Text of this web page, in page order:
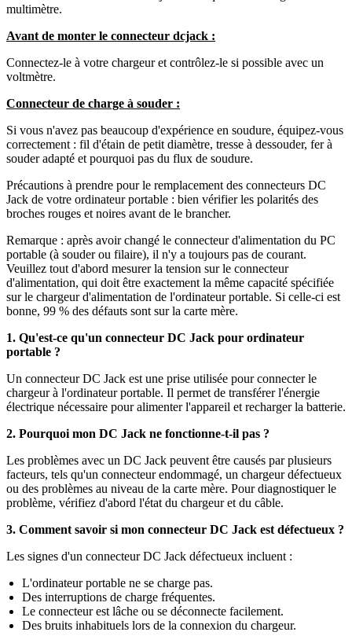
multimètre.
Avant de monter le connecteur dcjack :
Connectez-le à votre chargeur et contrôlez-le si possible avec un
voltmètre.
Connecteur de charge à souder :
Si vous n'avez pas beaucoup d'expérience en soudure, équipez-vous
correctement : fil d'étain de petit diamètre, tresse à dessouder, fer à
souder adapté et pourquoi pas du flux de soudure.
Précautions à prendre pour le remplacement des connecteurs DC
Jack de votre ordinateur portable : bien vérifier les polarités des
broches rouges et noires avant de le brancher.
Remarque : après avoir changé le connecteur d'alimentation du PC
portable (à souder ou filaire), il n'y a toujours pas de courant.
Veuillez tout d'abord mesurer la tension sur le connecteur
d'alimentation, qui doit être exactement la même capacité spécifiée
sur le chargeur d'alimentation de l'ordinateur portable. Si celle-ci est
bonne, 99 % des défauts sont sur la carte mère.
1. Qu'est-ce qu'un connecteur DC Jack pour ordinateur
portable ?
Un connecteur DC Jack est une prise utilisée pour connecter le
chargeur à l'ordinateur portable. Il permet de transférer l'énergie
électrique nécessaire pour alimenter l'appareil et recharger la batterie.
2. Pourquoi mon DC Jack ne fonctionne-t-il pas ?
Les problèmes avec un DC Jack peuvent être causés par plusieurs
facteurs, tels qu'un connecteur endommagé, un chargeur défectueux
ou des problèmes au niveau de la carte mère. Pour diagnostiquer le
problème, vérifiez d'abord l'état du chargeur et du câble.
3. Comment savoir si mon connecteur DC Jack est défectueux ?
Les signes d'un connecteur DC Jack défectueux incluent :
L'ordinateur portable ne se charge pas.
Des interruptions de charge fréquentes.
Le connecteur est lâche ou se déconnecte facilement.
Des bruits inhabituels lors de la connexion du chargeur.